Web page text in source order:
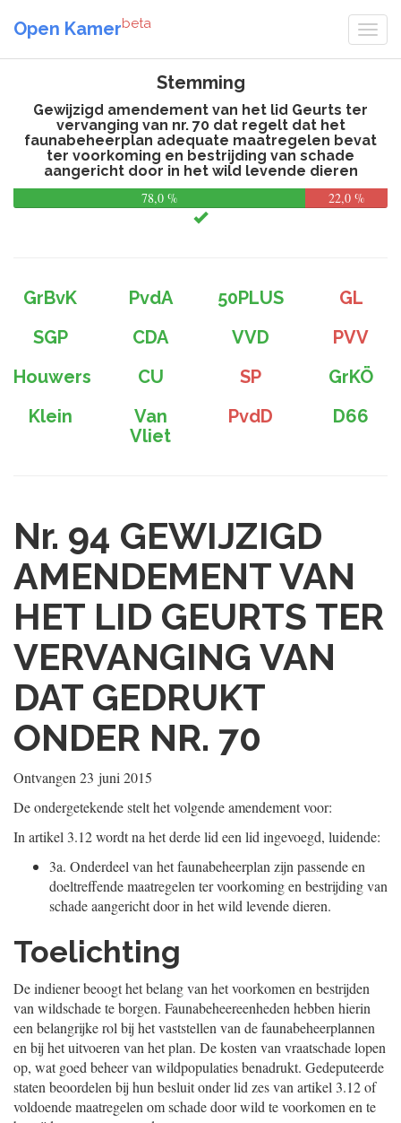
Open Kamerbeta
Stemming
Gewijzigd amendement van het lid Geurts ter
vervanging van nr. 70 dat regelt dat het
faunabeheerplan adequate maatregelen bevat
ter voorkoming en bestrijding van schade
aangericht door in het wild levende dieren
78,0 %
22,0 %
GrBvK PvdA 50PLUS
GL
SGP
CDA VVD
PVV
Houwers
CU SP
GrKÖ
Klein
Van
Vliet
PvdD D66
Nr. 94 GEWIJZIGD
AMENDEMENT VAN
HET LID GEURTS TER
VERVANGING VAN
DAT GEDRUKT
ONDER NR. 70
Ontvangen 23 juni 2015
De ondergetekende stelt het volgende amendement voor:
In artikel 3.12 wordt na het derde lid een lid ingevoegd, luidende:
3a. Onderdeel van het faunabeheerplan zijn passende en
doeltreffende maatregelen ter voorkoming en bestrijding van
schade aangericht door in het wild levende dieren.
Toelichting
De indiener beoogt het belang van het voorkomen en bestrijden
van wildschade te borgen. Faunabeheereenheden hebben hierin
een belangrijke rol bij het vaststellen van de faunabeheerplannen
en bij het uitvoeren van het plan. De kosten van vraatschade lopen
op, wat goed beheer van wildpopulaties benadrukt. Gedeputeerde
staten beoordelen bij hun besluit onder lid zes van artikel 3.12 of
voldoende maatregelen om schade door wild te voorkomen en te